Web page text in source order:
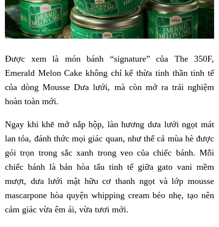
Được xem là món bánh “signature” của The 350F,
Emerald Melon Cake không chỉ kế thừa tinh thần tinh tế
của dòng Mousse Dưa lưới, mà còn mở ra trải nghiệm
hoàn toàn mới.
Ngay khi khẽ mở nắp hộp, làn hương dưa lưới ngọt mát
lan tỏa, đánh thức mọi giác quan, như thể cả mùa hè được
gói trọn trong sắc xanh trong veo của chiếc bánh. Mỗi
chiếc bánh là bản hòa tấu tinh tế giữa gato vani mềm
mượt, dưa lưới mật hữu cơ thanh ngọt và lớp mousse
mascarpone hòa quyện whipping cream béo nhẹ, tạo nên
cảm giác vừa êm ái, vừa tươi mới.